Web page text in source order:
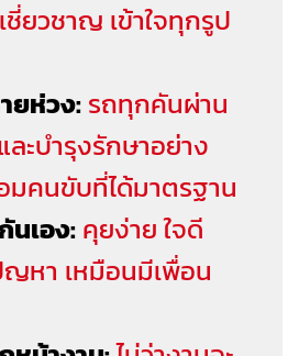
ยวชาญ เข้าใจทุกรูป
ยห่วง:รถทุกคันผ่าน
ละบำรุงรักษาอย่าง
มคนขับที่ได้มาตรฐาน
นเอง: คุยง่าย ใจดี
หา เหมือนมีเพื่อน